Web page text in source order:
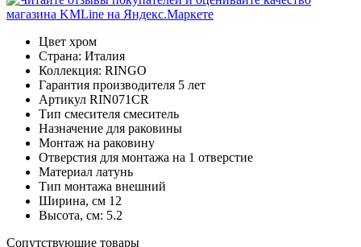
Цвет хром
Страна: Италия
Коллекция: RINGO
Гарантия производителя 5 лет
Артикул RIN071CR
Тип смесителя смеситель
Назначение для раковины
Монтаж на раковину
Отверстия для монтажа на 1 отверстие
Материал латунь
Тип монтажа внешний
Ширина, см 12
Высота, см: 5.2
Cопутствующие товары